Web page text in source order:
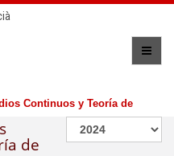
Continuos y Teoría de
de